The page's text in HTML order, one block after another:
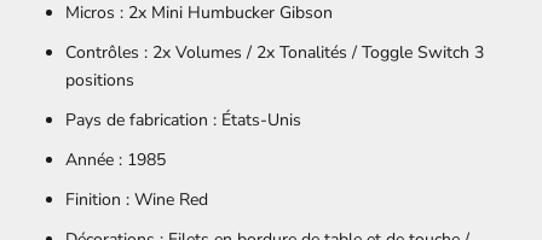
Micros : 2x Mini Humbucker Gibson
Contrôles : 2x Volumes / 2x Tonalités / Toggle Switch 3
positions
Pays de fabrication : États-Unis
Année : 1985
Finition : Wine Red